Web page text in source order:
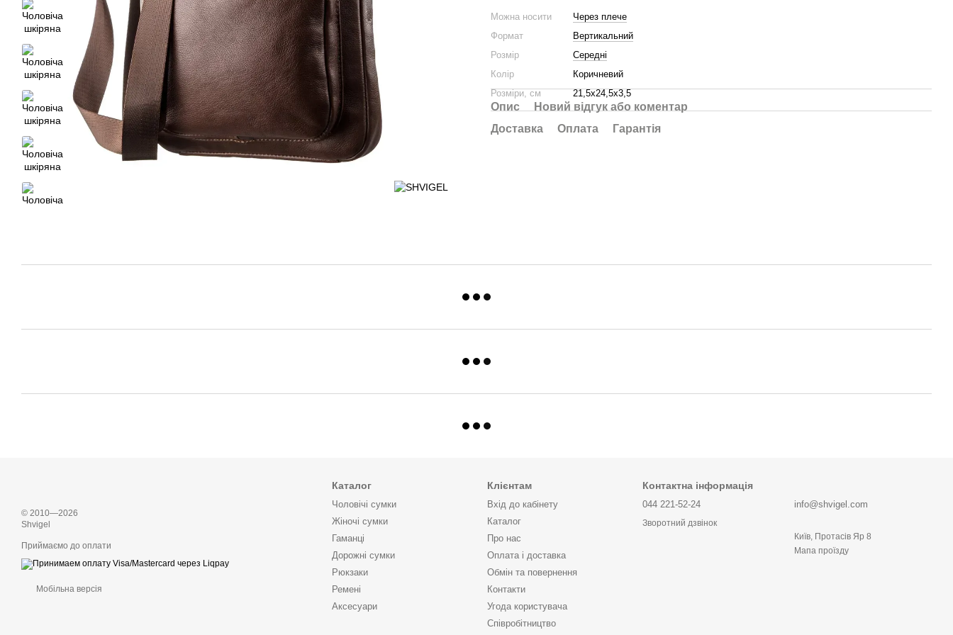
Можна носити
Через плече
Формат
Вертикальний
Розмір
Середні
Колір
Коричневий
Розміри, см
21,5х24,5х3,5
Опис
Новий відгук або коментар
Доставка
Оплата Гарантія
© 2010—2026
Shvigel
Приймаємо до оплати
Мобільна версія
Каталог
Чоловічі сумки
Жіночі сумки
Гаманці
Дорожні сумки
Рюкзаки
Ремені
Аксесуари
Клієнтам
Вхід до кабінету
Каталог
Про нас
Оплата і доставка
Обмін та повернення
Контакти
Угода користувача
Cпівробітництво
Контактна інформація
044 221-52-24
Зворотний дзвінок
info@shvigel.com
Київ, Протасів Яр 8
Мапа проїзду